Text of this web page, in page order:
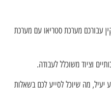
עבורכם מערכת סטריאו עם מערכת
וציוד משוכלל לעבודה.
יעיל, מה שיוכל לסייע לכם בשאלות